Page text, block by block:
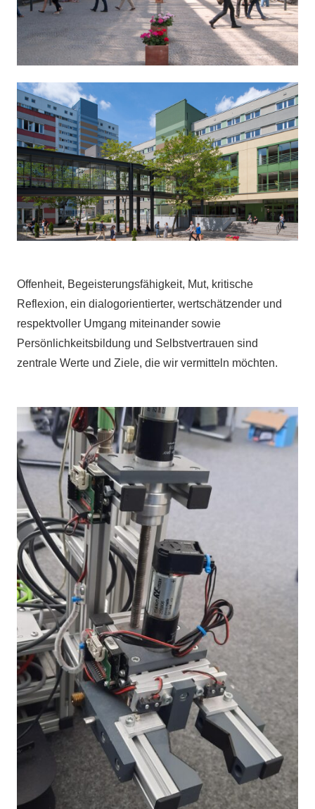
Offenheit, Begeisterungsfähigkeit, Mut, kritische
Reflexion, ein dialogorientierter, wertschätzender und
respektvoller Umgang miteinander sowie
Persönlichkeitsbildung und Selbstvertrauen sind
zentrale Werte und Ziele, die wir vermitteln möchten.